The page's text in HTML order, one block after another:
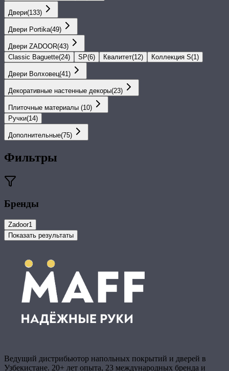
Двери(133)
Двери Portika(49)
Двери ZADOOR(43)
Classic Baguette(24) SP(6) Квалитет(12) Коллекция S(1 )
Двери Волховец(41 )
Декоративные настенные декоры(23)
Плиточные материалы (10)
Ручки(14)
Дополнительные(75)
Фильтры
Бренды
Zadoor1
Показать результаты
Ведущий дистрибьютор напольных покрытий и дверей в
Узбекистане. 20+ лет опыта, 23 международных бренда и